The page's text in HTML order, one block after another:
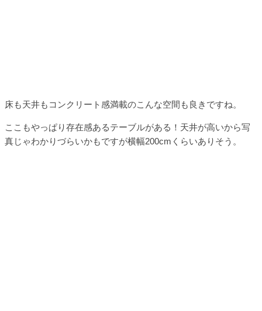
床も天井もコンクリート感満載のこんな空間も良きですね。
ここもやっぱり存在感あるテーブルがある！天井が高いから写
真じゃわかりづらいかもですが横幅200cmくらいありそう。